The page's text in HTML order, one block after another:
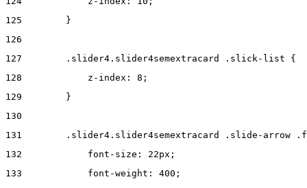
125
        }
126
127
        .slider4.slider4semextracard .slick-list {
128
            z-index: 8;
129
        }
130
131
.slider4.slider4semextracard .slide-arrow
132
            font-size: 22px;
133
            font-weight: 400;